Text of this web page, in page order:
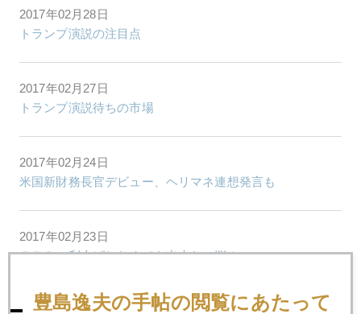
2017年02月28日
トランプ演説の注目点
2017年02月27日
トランプ演説待ちの市場
2017年02月24日
米国新財務長官デビュー、ヘリマネ連想発言も
2017年02月23日
ＦＲＢ、利上げしたくても出来ない悩み
2017年02月22日
豊島逸夫の手帖の閲覧にあたって